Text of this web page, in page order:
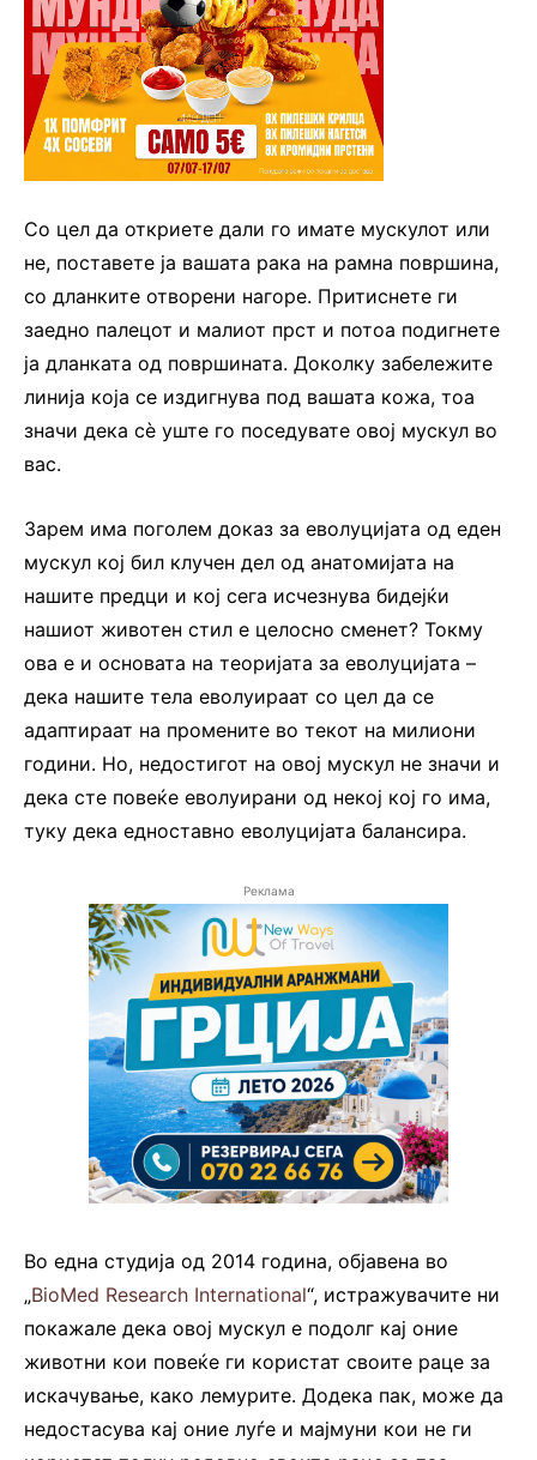
Со цел да откриете дали го имате мускулот или
не, поставете ја вашата рака на рамна површина,
со дланките отворени нагоре. Притиснете ги
заедно палецот и малиот прст и потоа подигнете
ја дланката од површината. Доколку забележите
линија која се издигнува под вашата кожа, тоа
значи дека сè уште го поседувате овој мускул во
вас.
Зарем има поголем доказ за еволуцијата од еден
мускул кој бил клучен дел од анатомијата на
нашите предци и кој сега исчезнува бидејќи
нашиот животен стил е целосно сменет? Токму
ова е и основата на теоријата за еволуцијата –
дека нашите тела еволуираат со цел да се
адаптираат на промените во текот на милиони
години. Но, недостигот на овој мускул не значи и
дека сте повеќе еволуирани од некој кој го има,
туку дека едноставно еволуцијата балансира.
Реклама
Во една студија од 2014 година, објавена во
„BioMed Research International“, истражувачите ни
покажале дека овој мускул е подолг кај оние
животни кои повеќе ги користат своите раце за
искачување, како лемурите. Додека пак, може да
недостасува кај оние луѓе и мајмуни кои не ги